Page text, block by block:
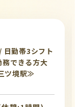
勤帯3シフト
できる方大
ツ境駅≫